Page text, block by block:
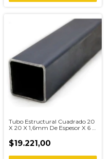
Tubo Estructural Cuadrado 20
X 20 X 1,6mm De Espesor X 6 6
$19.221,00